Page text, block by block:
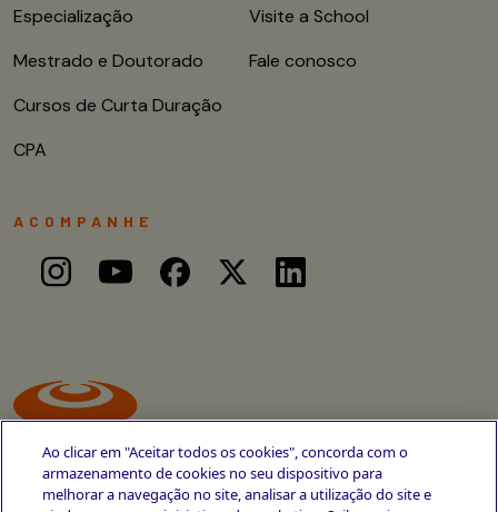
Especialização
Mestrado e Doutorado
Cursos de Curta Duração
CPA
Visite a School
Fale conosco
ACOMPANHE
Ao clicar em "Aceitar todos os cookies", concorda com o
armazenamento de cookies no seu dispositivo para
melhorar a navegação no site, analisar a utilização do site e